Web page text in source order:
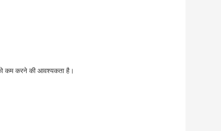
कम करने की आवश्यकता है।